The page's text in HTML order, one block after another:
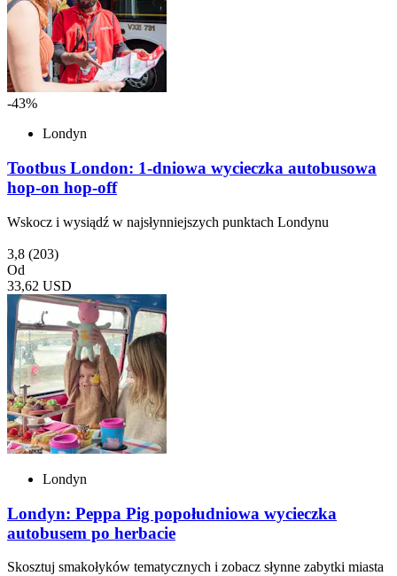
-43%
Londyn
Tootbus London: 1-dniowa wycieczka autobusowa
hop-on hop-off
Wskocz i wysiądź w najsłynniejszych punktach Londynu
3,8 (203)
Od
33,62 USD
Londyn
Londyn: Peppa Pig popołudniowa wycieczka
autobusem po herbacie
Skosztuj smakołyków tematycznych i zobacz słynne zabytki miasta